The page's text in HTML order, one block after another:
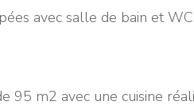
avec salle de bain et
95 m2 avec une cuisine